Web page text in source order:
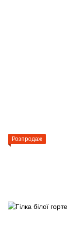
Розпродаж